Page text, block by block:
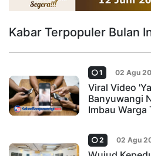
Kabar Terpopuler Bulan
1 02 Agu
Viral Video
Banyuwangi
Imbau Warga
2 02 Agu